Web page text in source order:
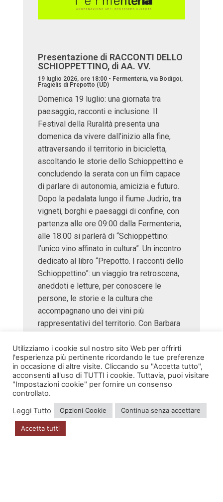
Presentazione di RACCONTI DELLO
SCHIOPPETTINO, di AA. VV.
19 luglio 2026, ore 18:00 - Fermenteria, via Bodigoi,
Fragielis di Prepotto (UD)
Domenica 19 luglio: una giornata tra
paesaggio, racconti e inclusione. Il
Festival della Ruralità presenta una
domenica da vivere dall’inizio alla fine,
attraversando il territorio in bicicletta,
ascoltando le storie dello Schioppettino e
concludendo la serata con un film capace
di parlare di autonomia, amicizia e futuro.
Dopo la pedalata lungo il fiume Judrio, tra
vigneti, borghi e paesaggi di confine, con
partenza alle ore 09:00 dalla Fermenteria,
alle 18.00 si parlerà di “Schioppettino:
l’unico vino affinato in cultura”. Un incontro
dedicato al libro “Prepotto. I racconti dello
Schioppettino”: un viaggio tra retroscena,
aneddoti e letture, per conoscere le
persone, le storie e la cultura che
accompagnano uno dei vini più
rappresentativi del territorio. Con Barbara
Vi aspettiamo numerosi!
Utilizziamo i cookie sul nostro sito Web per offrirti
l'esperienza più pertinente ricordando le tue preferenze
in occasione di altre visite. Cliccando su "Accetta tutto",
acconsenti all'uso di TUTTI i cookie. Tuttavia, puoi visitare
"Impostazioni cookie" per fornire un consenso
controllato.
Leggi Tutto
Opzioni Cookie Continua senza accettare
Accetta tutti